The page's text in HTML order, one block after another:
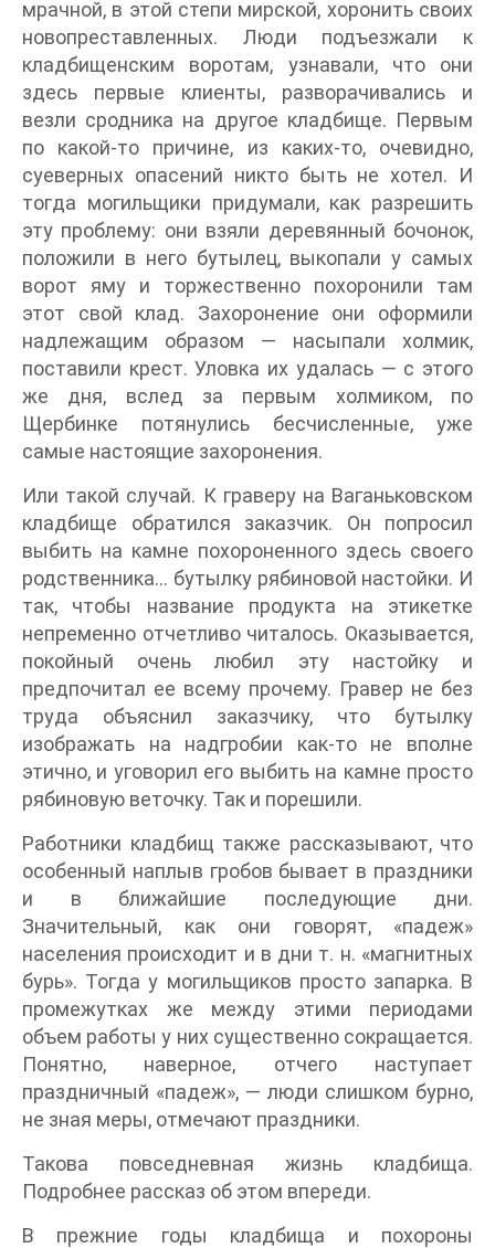
мрачной, в этой степи мирской, хоронить своих
новопреставленных. Люди подъезжали к
кладбищенским воротам, узнавали, что они
здесь первые клиенты, разворачивались и
везли сродника на другое кладбище. Первым
по какой-то причине, из каких-то, очевидно,
суеверных опасений никто быть не хотел. И
тогда могильщики придумали, как разрешить
эту проблему: они взяли деревянный бочонок,
положили в него бутылец, выкопали у самых
ворот яму и торжественно похоронили там
этот свой клад. Захоронение они оформили
надлежащим образом — насыпали холмик,
поставили крест. Уловка их удалась — с этого
же дня, вслед за первым холмиком, по
Щербинке потянулись бесчисленные, уже
самые настоящие захоронения.
Или такой случай. К граверу на Ваганьковском
кладбище обратился заказчик. Он попросил
выбить на камне похороненного здесь своего
родственника… бутылку рябиновой настойки. И
так, чтобы название продукта на этикетке
непременно отчетливо читалось. Оказывается,
покойный очень любил эту настойку и
предпочитал ее всему прочему. Гравер не без
труда объяснил заказчику, что бутылку
изображать на надгробии как-то не вполне
этично, и уговорил его выбить на камне просто
рябиновую веточку. Так и порешили.
Работники кладбищ также рассказывают, что
особенный наплыв гробов бывает в праздники
и в ближайшие последующие дни.
Значительный, как они говорят, «падеж»
населения происходит и в дни т. н. «магнитных
бурь». Тогда у могильщиков просто запарка. В
промежутках же между этими периодами
объем работы у них существенно сокращается.
Понятно, наверное, отчего наступает
праздничный «падеж», — люди слишком бурно,
не зная меры, отмечают праздники.
Такова повседневная жизнь кладбища.
Подробнее рассказ об этом впереди.
В прежние годы кладбища и похороны